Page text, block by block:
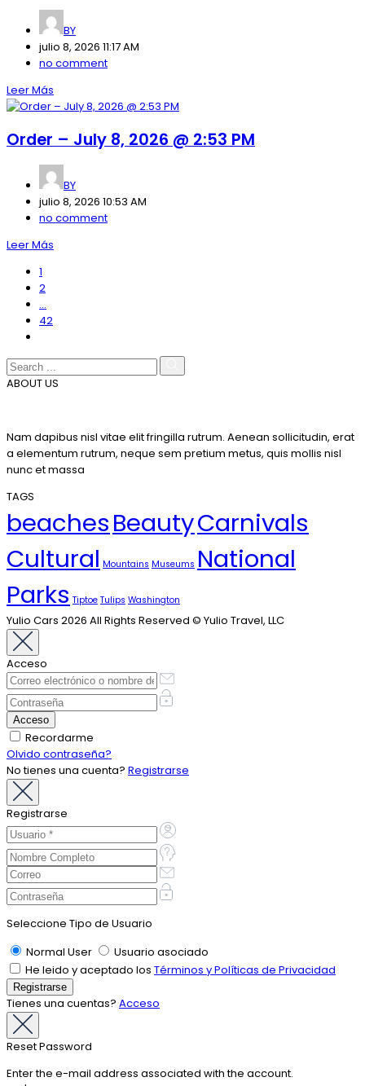
BY
julio 8, 2026 11:17 AM
no comment
Leer Más
Order – July 8, 2026 @ 2:53 PM
BY
julio 8, 2026 10:53 AM
no comment
Leer Más
1
2
…
42
ABOUT US
Nam dapibus nisl vitae elit fringilla rutrum. Aenean sollicitudin, erat
a elementum rutrum, neque sem pretium metus, quis mollis nisl
nunc et massa
TAGS
beachesBeautyCarnivals
Cultural Mountains Museums National
Parks Tiptoe Tulips Washington
Yulio Cars 2026 All Rights Reserved © Yulio Travel, LLC
Acceso
Recordarme
Olvido contraseña?
No tienes una cuenta? Registrarse
Registrarse
Seleccione Tipo de Usuario
Normal User
Usuario asociado
He leido y aceptado los Términos y Políticas de Privacidad
Tienes una cuentas? Acceso
Reset Password
Enter the e-mail address associated with the account.